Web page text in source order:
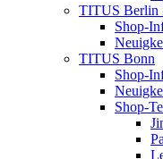
TITUS Berlin
Shop-
TITUS Bonn
Shop-
Shop-